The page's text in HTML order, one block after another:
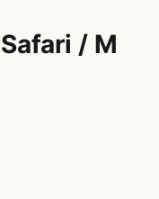
/ M